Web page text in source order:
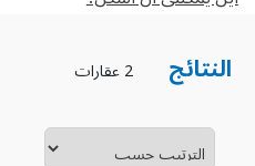
النتائج 2 عقارات